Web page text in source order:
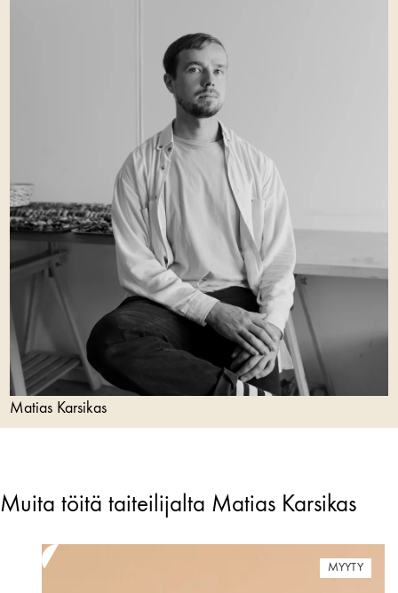
Matias Karsikas
Muita töitä taiteilijalta Matias Karsikas
MYYTY